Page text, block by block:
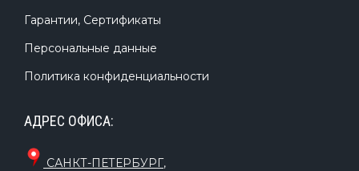
Гарантии, Сертификаты
Персональные данные
Политика конфиденциальности
АДРЕС ОФИСА:
САНКТ-ПЕТЕРБУРГ,